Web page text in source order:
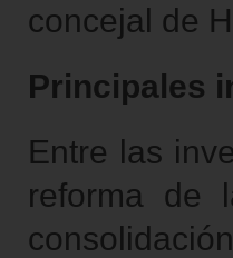
concejal de
Principales
Entre las
reforma de